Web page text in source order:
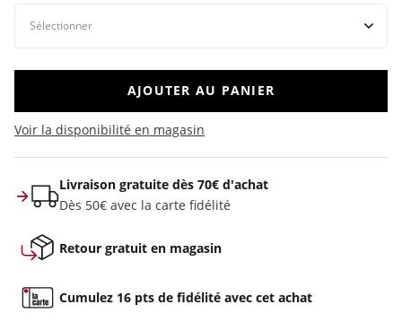
AJOUTER AU PANIER
Voir la disponibilité en magasin
Livraison gratuite dès 70€ d'achat
Dès 50€ avec la carte fidélité
Retour gratuit en magasin
Cumulez 16 pts de fidélité avec cet achat